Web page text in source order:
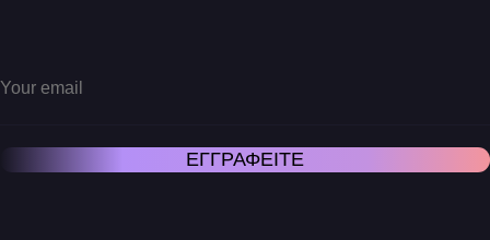
πρώτη υπηρεσία streaming που
και Emmy, εδραιώνοντας τον ρόλο